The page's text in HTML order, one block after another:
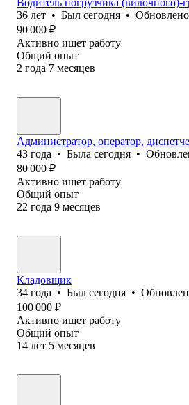
36 лет • Был сегодня • Обновлено
90 000 ₽
Активно ищет работу
Общий опыт
2 года 7 месяцев
Администратор, оператор,
43 года • Была сегодня •
80 000 ₽
Активно ищет работу
Общий опыт
22 года 9 месяцев
Кладовщик
34 года • Был сегодня •
100 000 ₽
Активно ищет работу
Общий опыт
14 лет 5 месяцев